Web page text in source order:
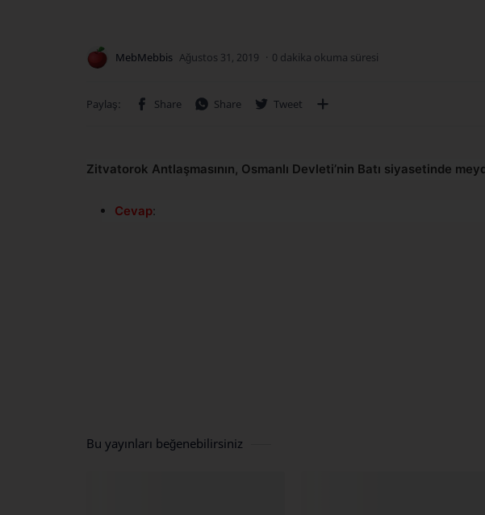
0 dakika okuma süresi
Zitvatorok Antlaşmasının, Osmanlı Devleti’nin Batı siyasetinde
Cevap:
Bu yayınları beğenebilirsiniz